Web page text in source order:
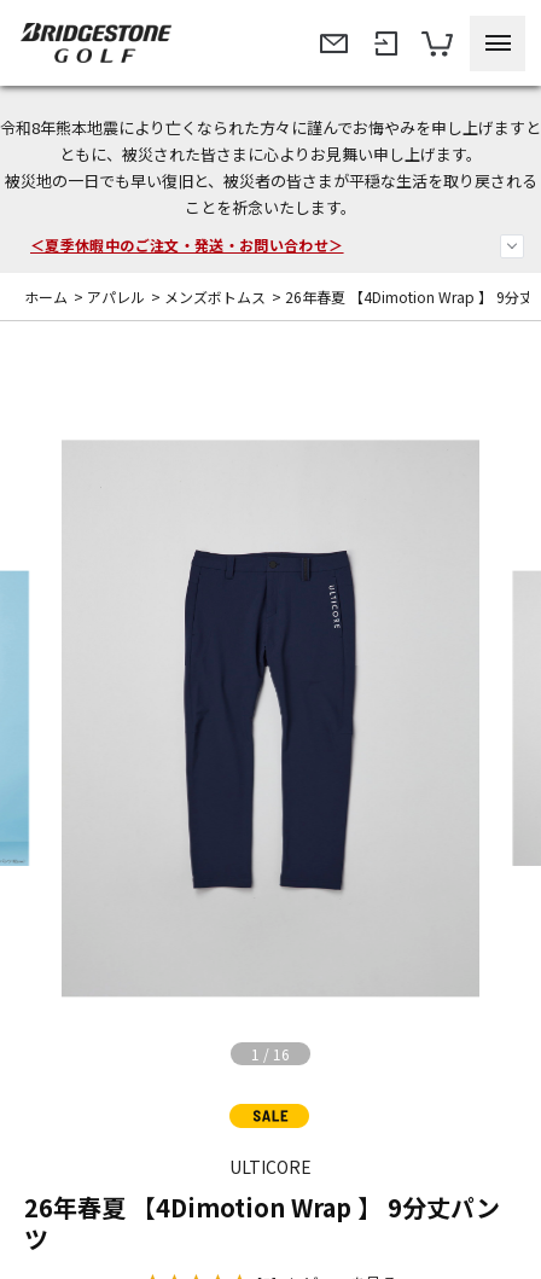
令和8年熊本地震により亡くなられた方々に謹んでお悔やみを申し上げますと
ともに、被災された皆さまに心よりお見舞い申し上げます。
被災地の一日でも早い復旧と、被災者の皆さまが平穏な生活を取り戻される
ことを祈念いたします。
今なら新規会員登録で1,000円OFFクーポンプレゼント！
＜商品配送に関するお知らせ＞
＜夏季休暇中のご注文・発送・お問い合わせ＞
ホーム > アパレル > メンズボトムス > 26年春夏 【4Dimotion Wrap 】 9分丈
1 / 16
ULTICORE
26年春夏 【4Dimotion Wrap 】 9分丈パン
ツ